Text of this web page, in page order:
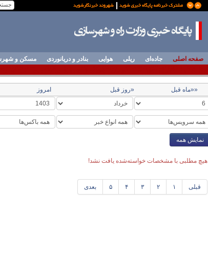
صفحه اصلی جاده‌ای ریلی هوایی بنادر و دریانوردی مسکن و
««ماه قبل «روز قبل امروز
نمایش همه
هیچ مطلبی با مشخصات خواسته‌شده یافت نشد!
قبلی ۱ ۲ ۳ ۴ ۵ بعدی